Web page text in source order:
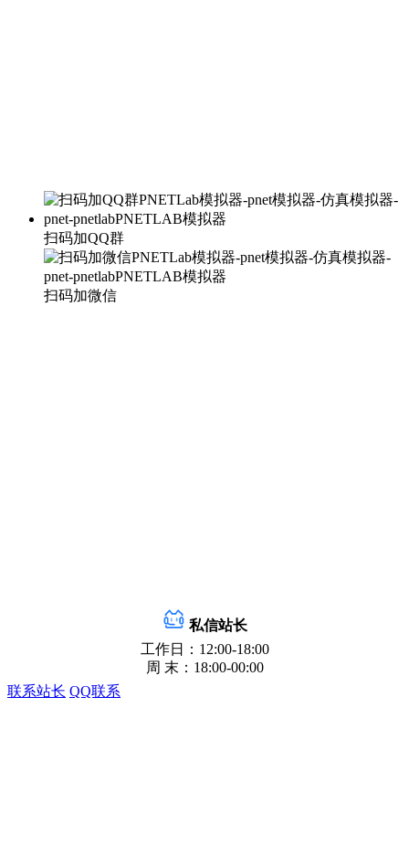
扫码加QQ群
扫码加微信
私信站长
工作日：12:00-18:00
周 末：18:00-00:00
联系站长 QQ联系